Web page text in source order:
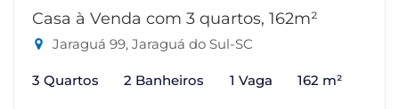
Casa à Venda com 3 quartos, 162m²
Jaraguá 99, Jaraguá do Sul-SC
3 Quartos 2 Banheiros 1 Vaga 162 m²